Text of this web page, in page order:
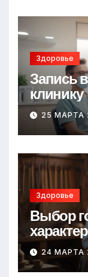
Здоровье
Запись
клинику
25 МАРТА
Здоровье
Выбор
24 МАРТА